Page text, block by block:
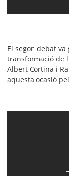
El segon debat
transformació de
Albert Cortina i
aquesta ocasió